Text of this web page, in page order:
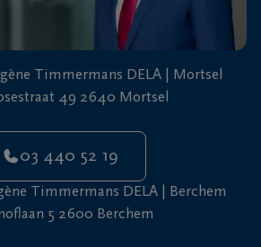
Timmermans DELA | Mortsel
49 2640 Mortsel
03 440 52 19
Timmermans DELA | Berchem
5 2600 Berchem